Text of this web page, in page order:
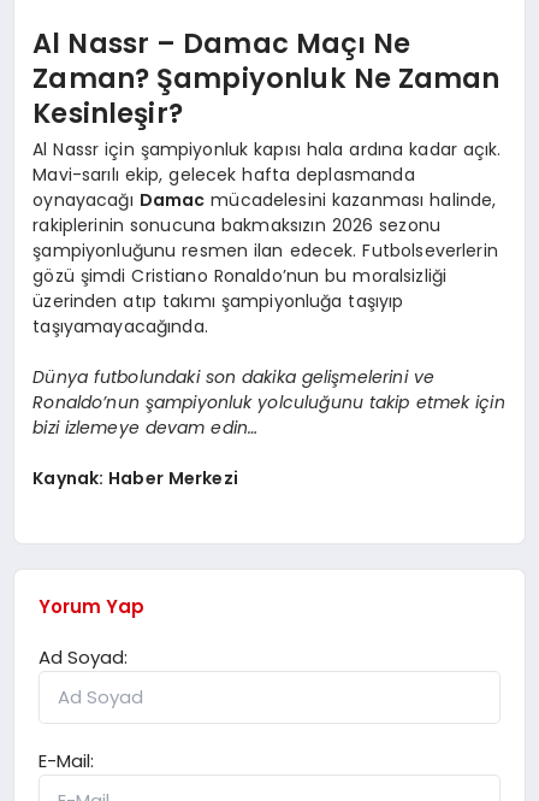
Al Nassr – Damac Maçı Ne
Zaman? Şampiyonluk Ne Zaman
Kesinleşir?
Al Nassr için şampiyonluk kapısı hala ardına kadar açık.
Mavi-sarılı ekip, gelecek hafta deplasmanda
oynayacağı Damac mücadelesini kazanması halinde,
rakiplerinin sonucuna bakmaksızın 2026 sezonu
şampiyonluğunu resmen ilan edecek. Futbolseverlerin
gözü şimdi Cristiano Ronaldo’nun bu moralsizliği
üzerinden atıp takımı şampiyonluğa taşıyıp
taşıyamayacağında.
Dünya futbolundaki son dakika gelişmelerini ve
Ronaldo’nun şampiyonluk yolculuğunu takip etmek için
bizi izlemeye devam edin…
Kaynak: Haber Merkezi
Yorum Yap
Ad Soyad:
E-Mail: